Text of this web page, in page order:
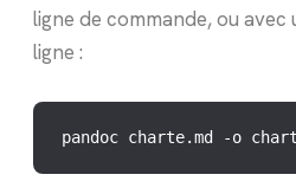
ligne de commande, ou
ligne :
pandoc charte.md -o